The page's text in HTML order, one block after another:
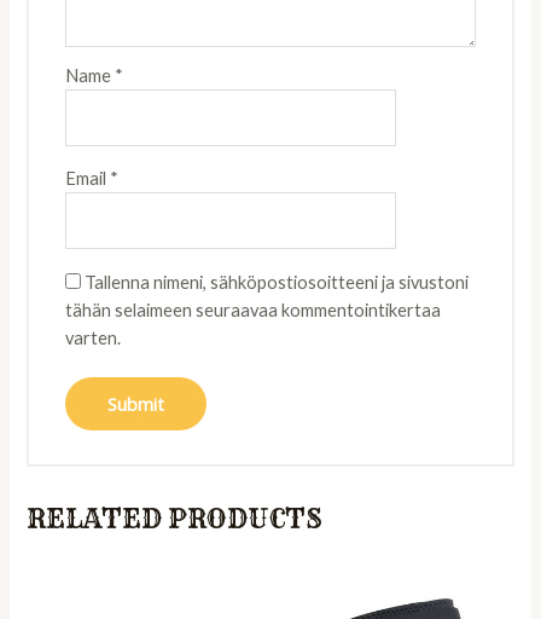
Name *
Email *
Tallenna nimeni, sähköpostiosoitteeni ja sivustoni
tähän selaimeen seuraavaa kommentointikertaa
varten.
RELATED PRODUCTS